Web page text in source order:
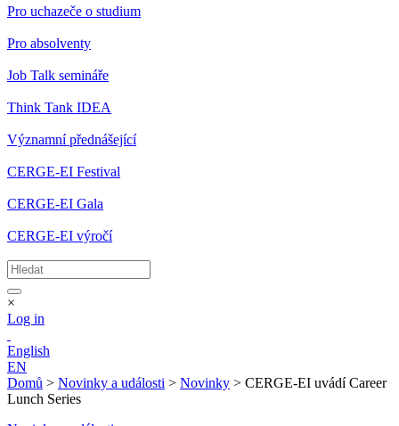
Pro uchazeče o studium
Pro absolventy
Job Talk semináře
Think Tank IDEA
Významní přednášející
CERGE-EI Festival
CERGE-EI Gala
CERGE-EI výročí
×
Log in
English
EN
Domů > Novinky a události > Novinky > CERGE-EI uvádí Career
Lunch Series